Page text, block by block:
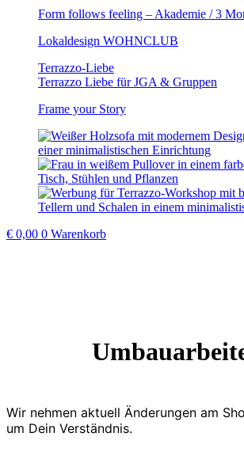
Form follows feeling – Akademie / 3
Lokaldesign WOHNCLUB
Terrazzo-Liebe
Terrazzo Liebe für JGA & Gruppen
Frame your Story
€ 0,00 0 Warenkorb
Wir nehmen aktuell Änderungen am
um Dein Verständnis.